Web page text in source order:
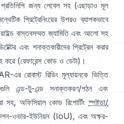
জন্য লেবেল সহ (এছাড়াও মূল
প্রিট্রেনিংয়ের উপরও ব্যাপকভাবে
বাস্তবসম্মত জ্যামিতি এবং আলো সহ
এবং শনাক্তকারীদের প্রিট্রেন করার
করে (রেফারেন্স কোড ও ডেটা)।
এর রোবাস্ট রিডিং মূল্যায়নকে ভিত্তি
এন্ড-টু-এন্ড সনাক্তকরণ/পঠন এবং
সহ, অফিসিয়াল কোড রিপোর্টিং স্পষ্টতা/
ওভার-ইউনিয়ন (IoU), এবং অক্ষর-